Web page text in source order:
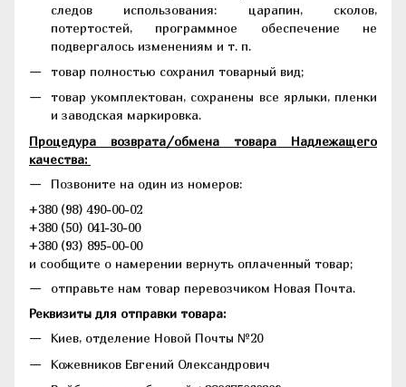
следов использования: царапин, сколов,
потертостей, программное обеспечение не
подвергалось изменениям и т. п.
товар полностью сохранил товарный вид;
товар укомплектован, сохранены все ярлыки, пленки
и заводская маркировка.
Процедура возврата/обмена товара Надлежащего
качества:
Позвоните на один из номеров:
+380 (98) 490-00-02
+380 (50) 041-30-00
+380 (93) 895-00-00
и сообщите о намерении вернуть оплаченный товар;
отправьте нам товар перевозчиком Новая Почта.
Реквизиты для отправки товара:
Киев, отделение Новой Почты №20
Кожевников Евгений Олександрович